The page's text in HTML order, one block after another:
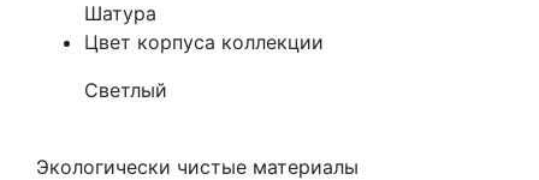
Шатура
Цвет корпуса коллекции
Светлый
Экологически чистые материалы